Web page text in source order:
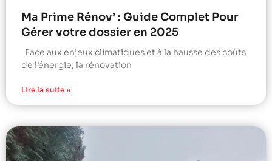
Ma Prime Rénov’ : Guide Complet Pour
Gérer votre dossier en 2025
Face aux enjeux climatiques et à la hausse des coûts
de l’énergie, la rénovation
Lire la suite »